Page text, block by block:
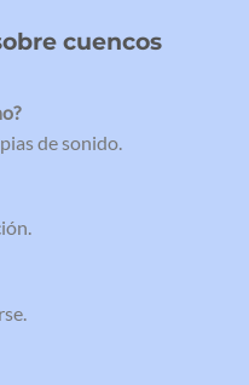
cuencos
de sonido.